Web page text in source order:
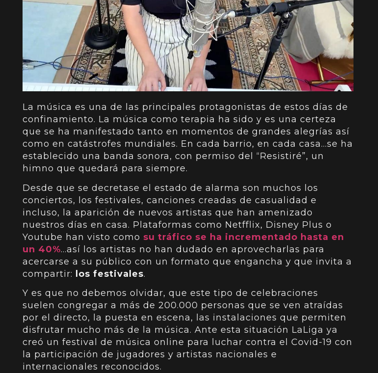
La música es una de las principales protagonistas de estos días de
confinamiento. La música como terapia ha sido y es una certeza
que se ha manifestado tanto en momentos de grandes alegrías así
como en catástrofes mundiales. En cada barrio, en cada casa…se ha
establecido una banda sonora, con permiso del “Resistiré”, un
himno que quedará para siempre.
Desde que se decretase el estado de alarma son muchos los
conciertos, los festivales, canciones creadas de casualidad e
incluso, la aparición de nuevos artistas que han amenizado
nuestros días en casa. Plataformas como Netfflix, Disney Plus o
Youtube han visto como su tráfico se ha incrementado hasta en
un 40%…así los artistas no han dudado en aprovecharlas para
acercarse a su público con un formato que engancha y que invita a
compartir:
los festivales.
Y es que no debemos olvidar, que este tipo de celebraciones
suelen congregar a más de 200.000 personas que se ven atraídas
por el directo, la puesta en escena, las instalaciones que permiten
disfrutar mucho más de la música. Ante esta situación LaLiga ya
creó un festival de música online para luchar contra el Covid-19 con
la participación de jugadores y artistas nacionales e
internacionales reconocidos.